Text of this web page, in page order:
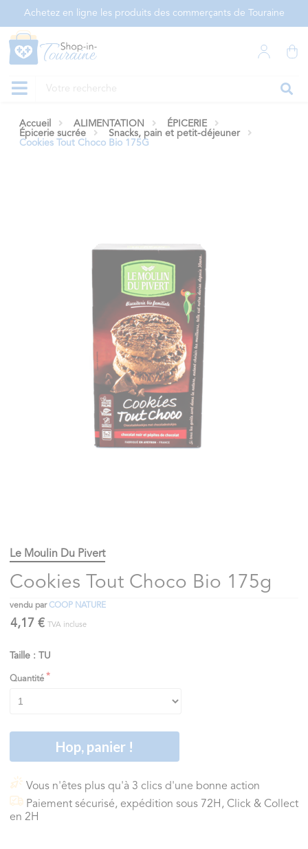
Achetez en ligne les produits des commerçants de Touraine
Accueil ALIMENTATION
ÉPICERIE
Épicerie sucrée
Snacks, pain et petit-déjeuner
Cookies Tout Choco Bio 175G
Le Moulin Du Pivert
Cookies Tout Choco Bio 175g
vendu parCOOP NATURE
4,17 € TVA incluse
Taille : TU
Quantité
Hop, panier !
Vous n'êtes plus qu'à 3 clics d'une bonne action
Paiement sécurisé, expédition sous 72H, Click & Collect
en 2H
Panneau de gestion des cookies